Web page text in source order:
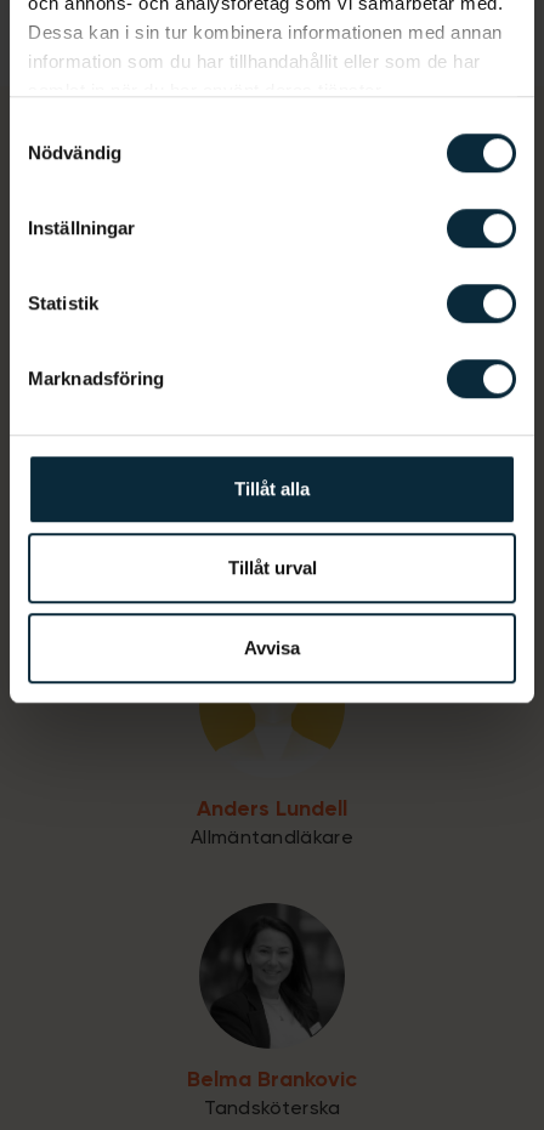
Dessa kan i sin tur kombinera informationen med annan
information som du har tillhandahållit eller som de har
Nödvändig
Inställningar
Statistik
Marknadsföring
Tillåt alla
Tillåt urval
Avvisa
Ahmad Sulaiman
Tandsköterska
Anders Lundell
Allmäntandläkare
Belma Brankovic
Tandsköterska